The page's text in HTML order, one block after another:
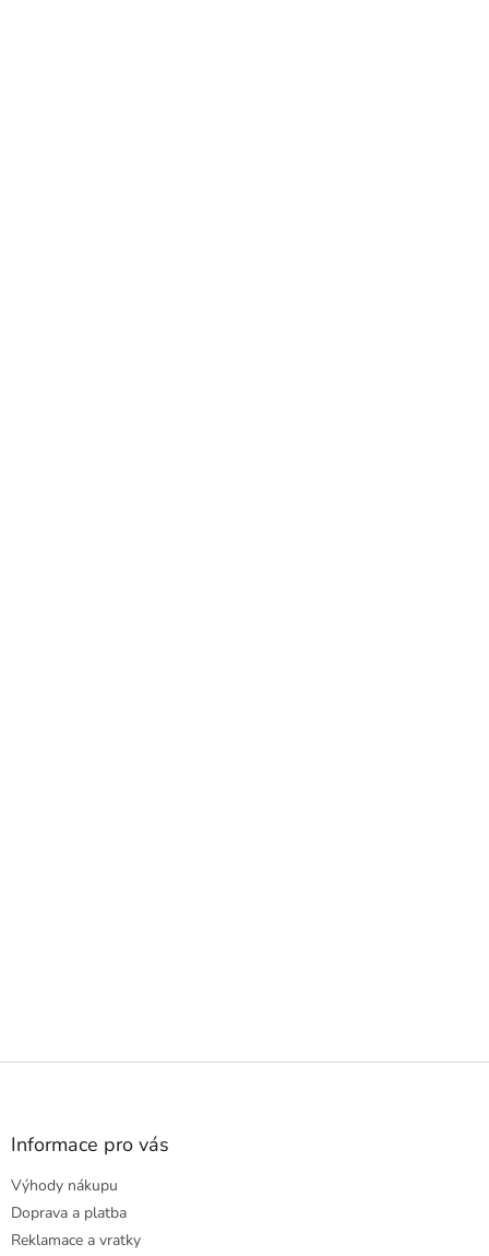
Z
Informace pro vás
Výhody nákupu
Doprava a platba
Reklamace a vratky